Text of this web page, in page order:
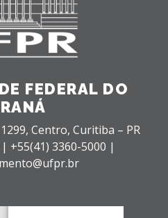
FEDERAL DO
Centro, Curitiba – PR
+55(41) 3360-5000 |